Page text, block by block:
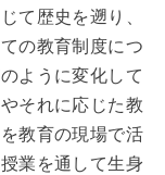
て歴史を遡り、
の教育制度につ
ように変化して
それに応じた教
教育の現場で活
業を通して生身